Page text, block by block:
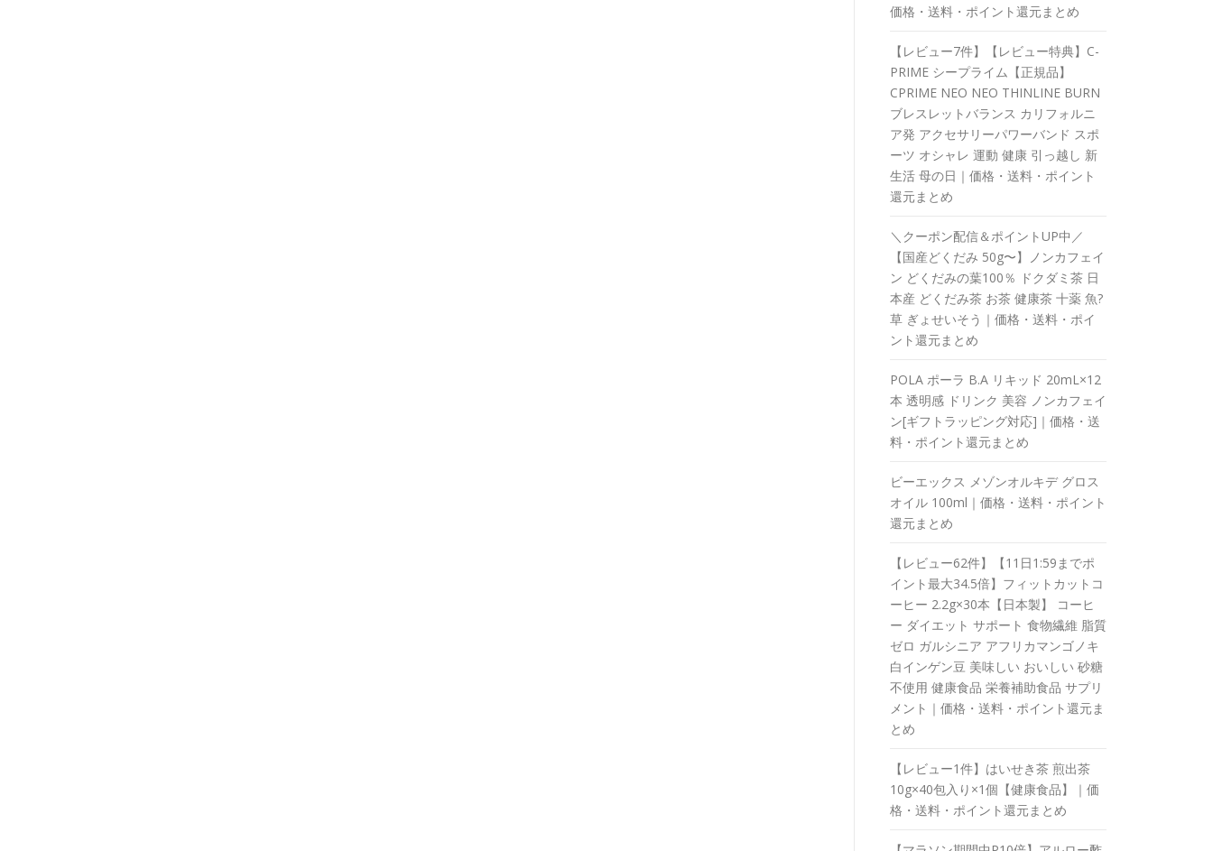
価格・送料・ポイント還元まとめ
【レビュー7件】【レビュー特典】C-
PRIME シープライム【正規品】
CPRIME NEO NEO THINLINE BURN
ブレスレットバランス カリフォルニ
ア発 アクセサリーパワーバンド スポ
ーツ オシャレ 運動 健康 引っ越し 新
生活 母の日｜価格・送料・ポイント
還元まとめ
＼クーポン配信＆ポイントUP中／
【国産どくだみ 50g〜】ノンカフェイ
ン どくだみの葉100％ ドクダミ茶 日
本産 どくだみ茶 お茶 健康茶 十薬 魚?
草 ぎょせいそう｜価格・送料・ポイ
ント還元まとめ
POLA ポーラ B.A リキッド 20mL×12
本 透明感 ドリンク 美容 ノンカフェイ
ン[ギフトラッピング対応]｜価格・送
料・ポイント還元まとめ
ビーエックス メゾンオルキデ グロス
オイル 100ml｜価格・送料・ポイント
還元まとめ
【レビュー62件】【11日1:59までポ
イント最大34.5倍】フィットカットコ
ーヒー 2.2g×30本【日本製】 コーヒ
ー ダイエット サポート 食物繊維 脂質
ゼロ ガルシニア アフリカマンゴノキ
白インゲン豆 美味しい おいしい 砂糖
不使用 健康食品 栄養補助食品 サプリ
メント｜価格・送料・ポイント還元ま
とめ
【レビュー1件】はいせき茶 煎出茶
10g×40包入り×1個【健康食品】｜価
格・送料・ポイント還元まとめ